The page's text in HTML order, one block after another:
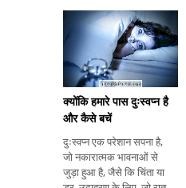
उस पल में रह रही है। लेकिन
वास्तव म
क्योंकि हमारे पास दुःस्वप्न है
और कैसे बचें
दुःस्वप्न एक परेशान सपना है,
जो नकारात्मक भावनाओं से
जुड़ा हुआ है, जैसे कि चिंता या